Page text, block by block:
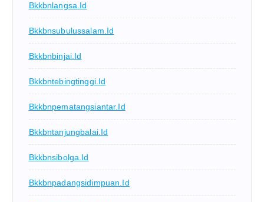
Bkkbnlangsa.id
Bkkbnsubulussalam.id
Bkkbnbinjai.id
Bkkbntebingtinggi.id
Bkkbnpematangsiantar.id
Bkkbntanjungbalai.id
Bkkbnsibolga.id
Bkkbnpadangsidimpuan.id